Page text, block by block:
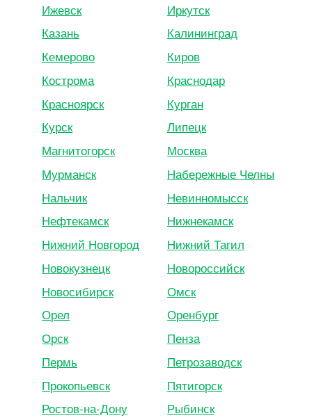
Ижевск
Иркутск
Казань
Калининград
Кемерово
Киров
Кострома
Краснодар
Красноярск
Курган
Курск
Липецк
Магнитогорск
Москва
Мурманск
Набережные Челны
Нальчик
Невинномысск
Нефтекамск
Нижнекамск
Нижний Новгород
Нижний Тагил
Новокузнецк
Новороссийск
Новосибирск
Омск
Орел
Оренбург
Орск
Пенза
Пермь
Петрозаводск
Прокопьевск
Пятигорск
Ростов-на-Дону
Рыбинск